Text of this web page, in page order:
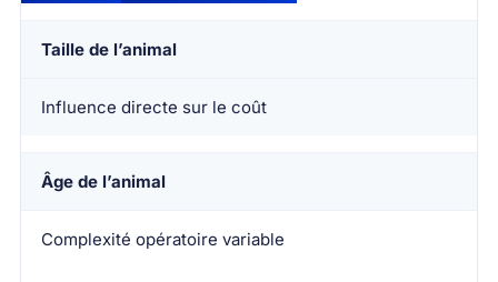
Taille de l’animal
Influence directe sur le coût
Âge de l’animal
Complexité opératoire variable